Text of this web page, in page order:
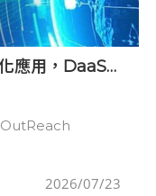
應用，DaaS
2026/07/23